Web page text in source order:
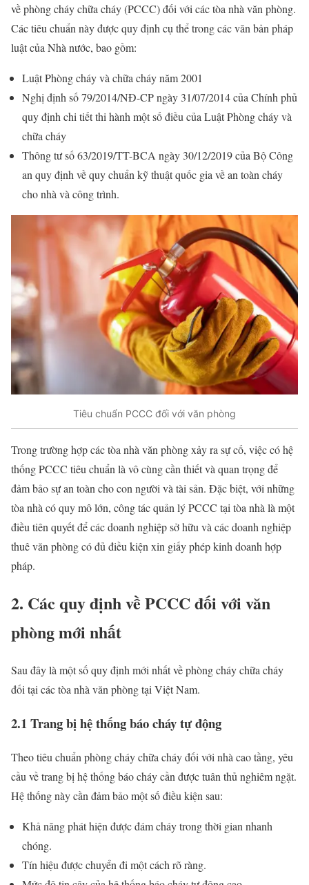
về phòng cháy chữa cháy (PCCC) đối với các tòa nhà văn phòng.
Các tiêu chuẩn này được quy định cụ thể trong các văn bản pháp
luật của Nhà nước, bao gồm:
Luật Phòng cháy và chữa cháy năm 2001
Nghị định số 79/2014/NĐ-CP ngày 31/07/2014 của Chính phủ
quy định chi tiết thi hành một số điều của Luật Phòng cháy và
chữa cháy
Thông tư số 63/2019/TT-BCA ngày 30/12/2019 của Bộ Công
an quy định về quy chuẩn kỹ thuật quốc gia về an toàn cháy
cho nhà và công trình.
Tiêu chuẩn PCCC đối với văn phòng
Trong trường hợp các tòa nhà văn phòng xảy ra sự cố, việc có hệ
thống PCCC tiêu chuẩn là vô cùng cần thiết và quan trọng để
đảm bảo sự an toàn cho con người và tài sản. Đặc biệt, với những
tòa nhà có quy mô lớn, công tác quản lý PCCC tại tòa nhà là một
điều tiên quyết để các doanh nghiệp sở hữu và các doanh nghiệp
thuê văn phòng có đủ điều kiện xin giấy phép kinh doanh hợp
pháp.
2. Các quy định về PCCC đối với văn
phòng mới nhất
Sau đây là một số quy định mới nhất về phòng cháy chữa cháy
đối tại các tòa nhà văn phòng tại Việt Nam.
2.1 Trang bị hệ thống báo cháy tự động
Theo tiêu chuẩn phòng cháy chữa cháy đối với nhà cao tầng, yêu
cầu về trang bị hệ thống báo cháy cần được tuân thủ nghiêm ngặt.
Hệ thống này cần đảm bảo một số điều kiện sau:
Khả năng phát hiện được đám cháy trong thời gian nhanh
chóng.
Tín hiệu được chuyển đi một cách rõ ràng.